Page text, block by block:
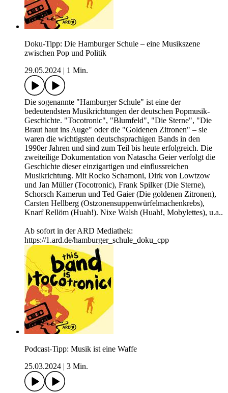
Doku-Tipp: Die Hamburger Schule – eine Musikszene
zwischen Pop und Politik
29.05.2024
1 Min.
Die sogenannte "Hamburger Schule" ist eine der
bedeutendsten Musikrichtungen der deutschen Popmusik-
Geschichte. "Tocotronic", "Blumfeld", "Die Sterne", "Die
Braut haut ins Auge" oder die "Goldenen Zitronen" – sie
waren die wichtigsten deutschsprachigen Bands in den
1990er Jahren und sind zum Teil bis heute erfolgreich. Die
zweiteilige Dokumentation von Natascha Geier verfolgt die
Geschichte dieser einzigartigen und einflussreichen
Musikrichtung. Mit Rocko Schamoni, Dirk von Lowtzow
und Jan Müller (Tocotronic), Frank Spilker (Die Sterne),
Schorsch Kamerun und Ted Gaier (Die goldenen Zitronen),
Carsten Hellberg (Ostzonensuppenwürfelmachenkrebs),
Knarf Rellöm (Huah!). Nixe Walsh (Huah!, Mobylettes), u.a..
Ab sofort in der ARD Mediathek:
https://1.ard.de/hamburger_schule_doku_cpp
Podcast-Tipp: Musik ist eine Waffe
25.03.2024
3 Min.